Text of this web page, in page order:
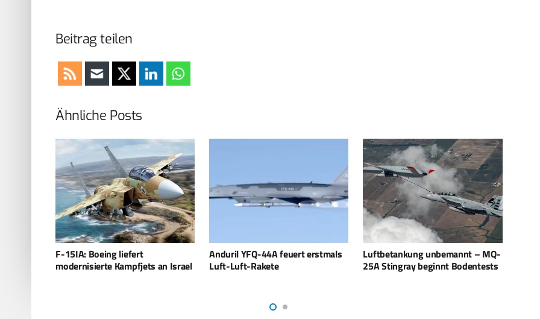
Beitrag teilen
Ähnliche Posts
Anduril YFQ-44A feuert erstmals
Luft-Luft-Rakete
Luftbetankung unbemannt – MQ-
25A Stingray beginnt Bodentests
Apache AH-64 E verschießt
israelische Spike-NLOS